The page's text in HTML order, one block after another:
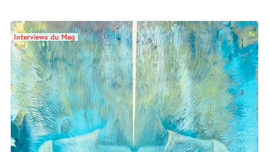
Interviews du Mag